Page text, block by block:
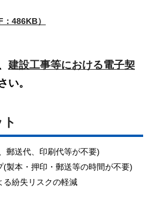
486KB）
建設工事等における電子契
い。
郵送代、印刷代等が不要)
製本・押印・郵送等の時間が不要)
る紛失リスクの軽減